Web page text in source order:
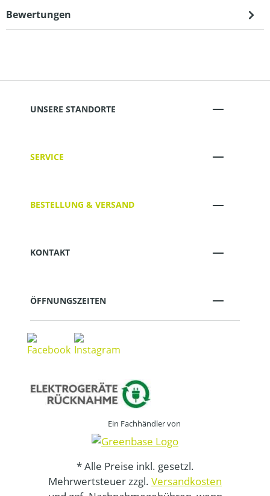
Bewertungen
UNSERE STANDORTE
SERVICE
BESTELLUNG & VERSAND
KONTAKT
ÖFFNUNGSZEITEN
Ein Fachhändler von
* Alle Preise inkl. gesetzl.
Mehrwertsteuer zzgl. Versandkosten